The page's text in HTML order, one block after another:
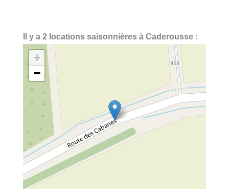
Il y a 2 locations saisonnières à Caderousse :
+
−